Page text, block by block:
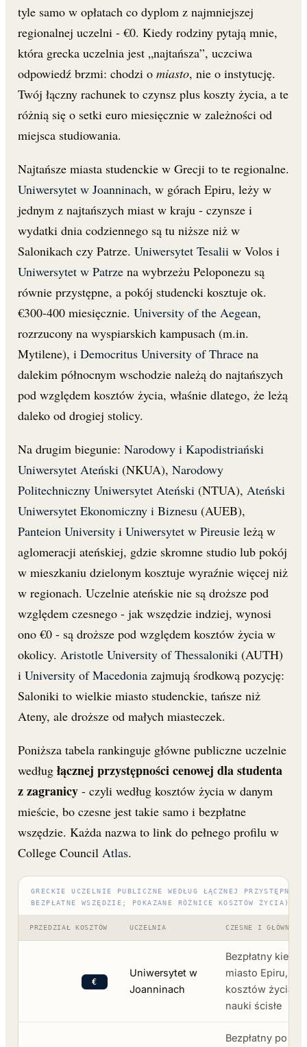
tyle samo w opłatach co dyplom z najmniejszej
regionalnej uczelni - €0. Kiedy rodziny pytają mnie,
która grecka uczelnia jest „najtańsza”, uczciwa
odpowiedź brzmi: chodzi o miasto, nie o instytucję.
Twój łączny rachunek to czynsz plus koszty życia, a te
różnią się o setki euro miesięcznie w zależności od
miejsca studiowania.
Najtańsze miasta studenckie w Grecji to te regionalne.
Uniwersytet w Joanninach, w górach Epiru, leży w
jednym z najtańszych miast w kraju - czynsze i
wydatki dnia codziennego są tu niższe niż w
Salonikach czy Patrze. Uniwersytet Tesalii w Volos i
Uniwersytet w Patrze na wybrzeżu Peloponezu są
równie przystępne, a pokój studencki kosztuje ok.
€300-400 miesięcznie. University of the Aegean,
rozrzucony na wyspiarskich kampusach (m.in.
Mytilene), i Democritus University of Thrace na
dalekim północnym wschodzie należą do najtańszych
pod względem kosztów życia, właśnie dlatego, że leżą
daleko od drogiej stolicy.
Na drugim biegunie: Narodowy i Kapodistriański
Uniwersytet Ateński (NKUA), Narodowy
Politechniczny Uniwersytet Ateński (NTUA), Ateński
Uniwersytet Ekonomiczny i Biznesu (AUEB),
Panteion University i Uniwersytet w Pireusie leżą w
aglomeracji ateńskiej, gdzie skromne studio lub pokój
w mieszkaniu dzielonym kosztuje wyraźnie więcej niż
w regionach. Uczelnie ateńskie nie są droższe pod
względem czesnego - jak wszędzie indziej, wynosi
ono €0 - są droższe pod względem kosztów życia w
okolicy. Aristotle University of Thessaloniki (AUTH)
i University of Macedonia zajmują środkową pozycję:
Saloniki to wielkie miasto studenckie, tańsze niż
Ateny, ale droższe od małych miasteczek.
Poniższa tabela rankinguje główne publiczne uczelnie
według łącznej przystępności cenowej dla studenta
z zagranicy - czyli według kosztów życia w danym
mieście, bo czesne jest takie samo i bezpłatne
wszędzie. Każda nazwa to link do pełnego profilu w
College Council Atlas.
GRECKIE UCZELNIE PUBLICZNE WEDŁUG ŁĄCZNEJ
BEZPŁATNE WSZĘDZIE; POKAZANE RÓŻNICE KOSZTÓW ŻYCIA)
PRZEDZIAŁ KOSZTÓW UCZELNIA CZESNE I GŁÓWNE
€
Uniwersytet w
Joanninach
Bezpłatny
miasto Epiru,
kosztów życia w
nauki ścisłe
Bezpłatny po